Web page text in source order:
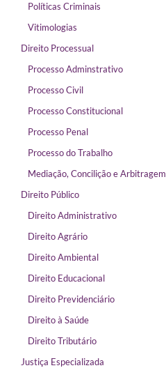
Políticas Criminais
Vitimologias
Direito Processual
Processo Adminstrativo
Processo Civil
Processo Constitucional
Processo Penal
Processo do Trabalho
Mediação, Concilição e Arbitragem
Direito Público
Direito Administrativo
Direito Agrário
Direito Ambiental
Direito Educacional
Direito Previdenciário
Direito à Saúde
Direito Tributário
Justiça Especializada